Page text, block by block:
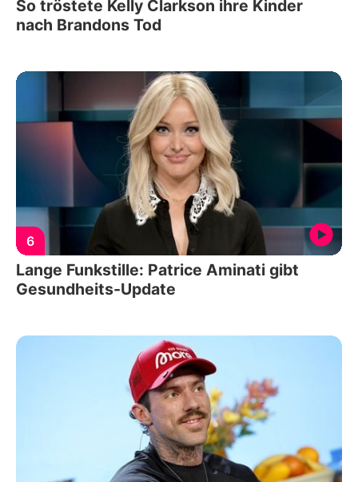
So tröstete Kelly Clarkson ihre Kinder
nach Brandons Tod
6
Lange Funkstille: Patrice Aminati gibt
Gesundheits-Update